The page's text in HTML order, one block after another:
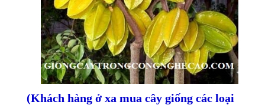
(Khách hàng ở xa mua cây giống các loại